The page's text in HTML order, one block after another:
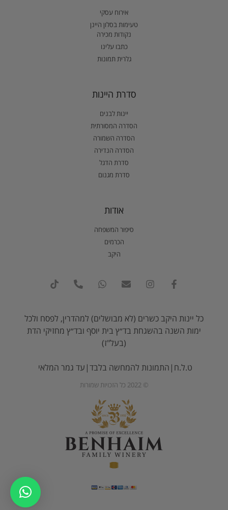
אירוח עסקי
טעימות בסלון היינן
נקודות מכירה
כתבו עלינו
גלרית תמונות
סדרת היינות
יינות לבנים
הסדרה המסורתית
הסדרה השמורה
הסדרה הנדירה
סדרת הדגל
סדרת מגנום
אודות
סיפור המשפחה
הכרמים
היקב
כל יינות היקב כשרים (לא מבושלים) למהדרין, לפסח ולכל
ימות השנה בהשגחת בד״ץ בית יוסף ובד״ץ מחזיקי הדת
(בעל"ז)
ט.ל.ח|התמונות להמחשה בלבד|עד גמר המלאי
© 2022 כל הזכויות שמורות